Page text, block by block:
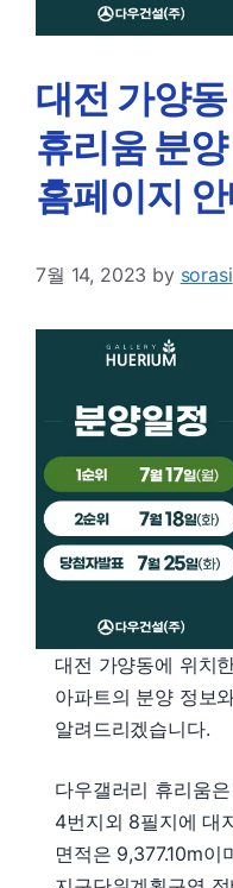
대전 가양
휴리움 분
홈페이지
7월 14, 2023 by sorasi
대전 가양동에 위치
아파트의 분양 정보
알려드리겠습니다.
다우갤러리 휴리움
4번지외 8필지에 대
면적은 9,377.10m이